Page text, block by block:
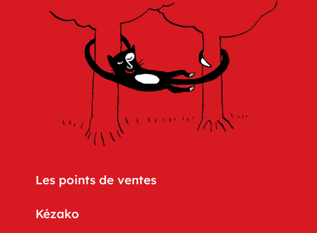
Les points de ventes
Kézako